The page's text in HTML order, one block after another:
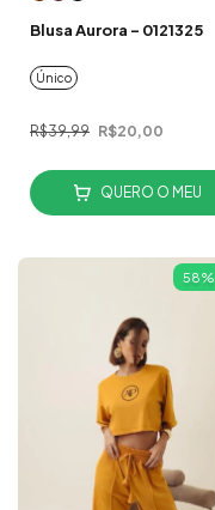
Blusa Aurora - 0121325
Único
R$39,99 R$20,00
QUERO O MEU
58%